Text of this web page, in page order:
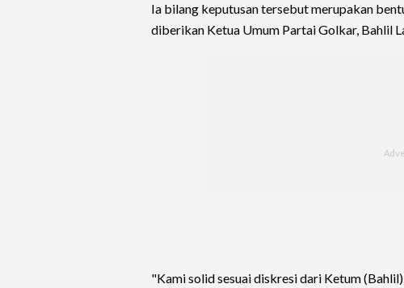
Ia bilang keputusan tersebut merupakan
diberikan Ketua Umum Partai Golkar, Bahlil
"Kami solid sesuai diskresi dari Ketum